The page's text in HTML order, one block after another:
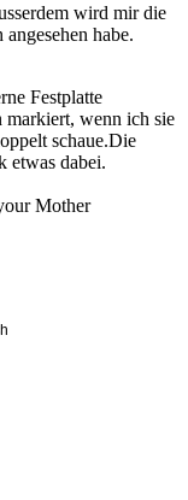
wird mir die
habe.
Festplatte
markiert, wenn ich sie
schaue.Die
etwas dabei.
Mother